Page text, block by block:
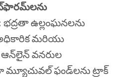
భద్రతా ఉల్లంఘనలను
మరియు
వనరుల
మ్యూచువల్ ఫండ్‌లను ట్రాక్